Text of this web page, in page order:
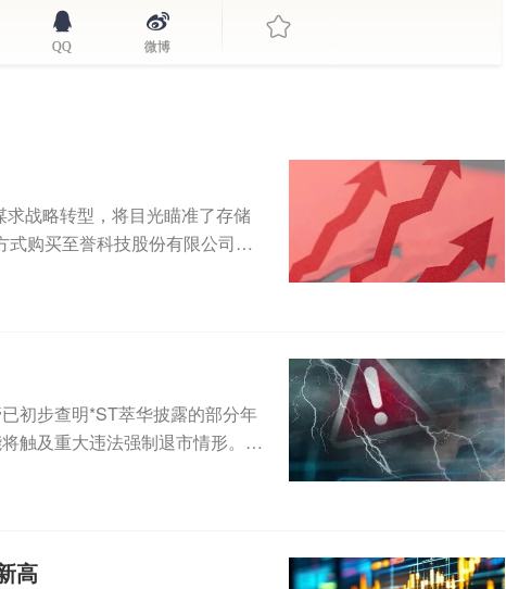
QQ 微博
战略转型，将目光瞄准了存储
购买至誉科技股份有限公司
初步查明*ST萃华披露的部分年
触及重大违法强制退市情形。此
高